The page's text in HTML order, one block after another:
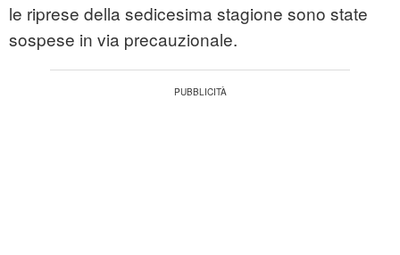
le riprese della sedicesima stagione sono state
sospese in via precauzionale.